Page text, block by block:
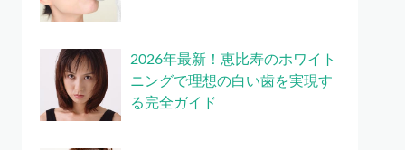
2026年最新！恵比寿のホワイト
ニングで理想の白い歯を実現す
る完全ガイド